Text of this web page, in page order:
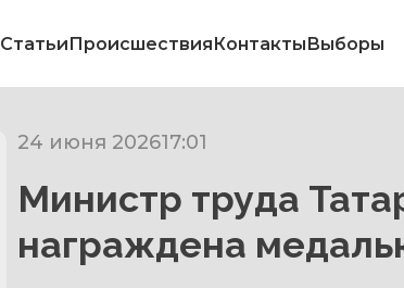
СтатьиПроисшествияКонтактыВыборы
24 июня 202617:01
Министр труда
награждена